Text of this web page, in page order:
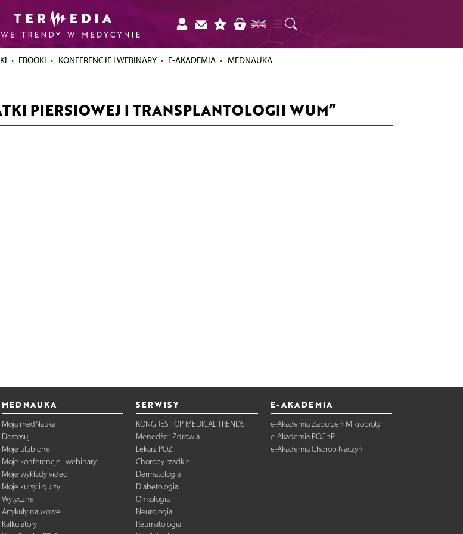
EBOOKI KONFERENCJE I WEBINARY E-AKADEMIA MEDNAUKA
PIERSIOWEJ I TRANSPLANTOLOGII WUM”
MEDNAUKA
Moja medNauka
Dostosuj
Moje ulubione
Moje konferencje i webinary
Moje wykłady video
Moje kursy i quizy
Wytyczne
Artykuły naukowe
Kalkulatory
SERWISY
KONGRES TOP MEDICAL TRENDS
Menedżer Zdrowia
Lekarz POZ
Choroby rzadkie
Dermatologia
Diabetologia
Onkologia
Neurologia
Reumatologia
E-AKADEMIA
e-Akademia Zaburzeń Mikrobioty
e-Akademia POChP
e-Akademia Chorób Naczyń